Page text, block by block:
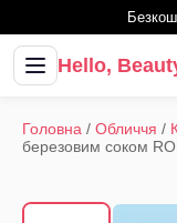
Hello,
Головна / Обличчя /
березовим соком